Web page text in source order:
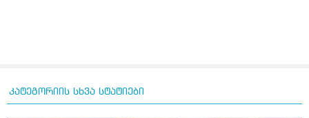
კატეგორიის სხვა სტატიები